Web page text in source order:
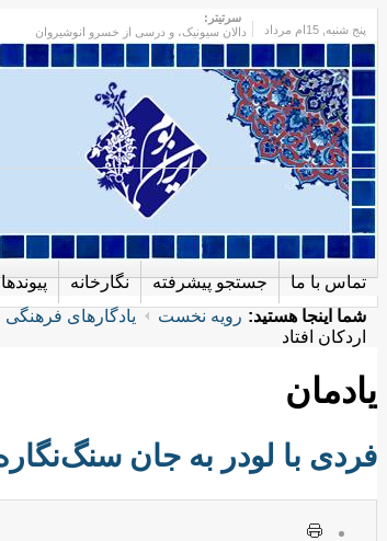
پنج شنبه
سرتیتر:
دالان سیونیک، و درسی از خسرو انوشیروان
پیوندها نگارخانه جستجو پیشرفته تماس با ما
شما اینجا هستید: رویه نخست یادگارهای
اردکان افتاد
یادمان
فردی با لودر به جان